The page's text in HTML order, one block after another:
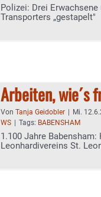
Polizei: Drei
Transporters „gestapelt"
Arbeiten, wie´s
Von Tanja Geidobler Mi.
WS
Tags: BABENSHAM
1.100 Jahre
Leonhardivereins St.